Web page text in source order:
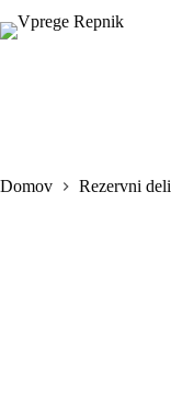
to
Domov Rezervni deli